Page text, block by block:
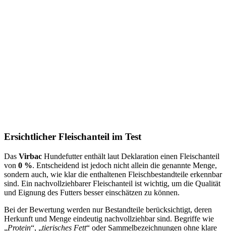
Ersichtlicher Fleischanteil im Test
Das Virbac Hundefutter enthält laut Deklaration einen Fleischanteil
von 0 %. Entscheidend ist jedoch nicht allein die genannte Menge,
sondern auch, wie klar die enthaltenen Fleischbestandteile erkennbar
sind. Ein nachvollziehbarer Fleischanteil ist wichtig, um die Qualität
und Eignung des Futters besser einschätzen zu können.
Bei der Bewertung werden nur Bestandteile berücksichtigt, deren
Herkunft und Menge eindeutig nachvollziehbar sind. Begriffe wie
„Protein“, „tierisches Fett“ oder Sammelbezeichnungen ohne klare